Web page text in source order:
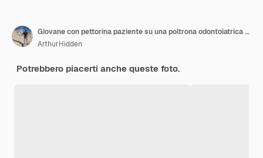
Giovane con pettorina paziente su una poltrona odontoiatrica e un dentista che si siede accanto a lui. Si guarda i denti usando un microscopio dentale e tiene in mano una fresa dentale e uno specchio.
ArthurHidden
Potrebbero piacerti anche queste foto.